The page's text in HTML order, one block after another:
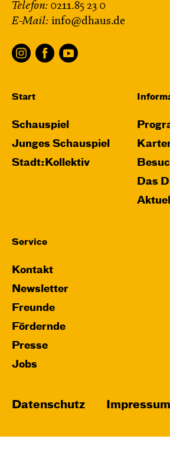
Telefon: 0211.85 23 0
E-Mail: info@dhaus.de
Start
Schauspiel
Junges Schauspiel
Stadt:Kollektiv
Das
Service
Kontakt
Newsletter
Freunde
Fördernde
Presse
Jobs
Datenschutz Impressum